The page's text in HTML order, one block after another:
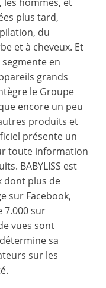
plus tard,
du
et à cheveux. Et
en
grands
le Groupe
encore un peu
produits et
présente un
toute information
BABYLISS est
dont plus de
sur Facebook,
7.000 sur
vues sont
sa
sur les